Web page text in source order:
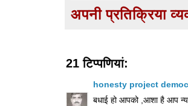
अपनी प्रतिक्रिया
21 टिप्‍पणियां:
honesty project
बधाई हो आपको ,आशा है आप